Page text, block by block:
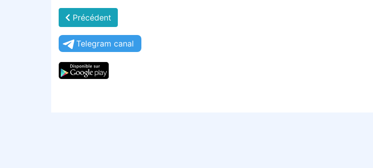
Précédent
Telegram canal